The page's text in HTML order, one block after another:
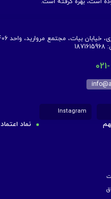
خیابان بیات، مجتمع مروارید، واحد 406
021-
Instagram
نماد اعتماد